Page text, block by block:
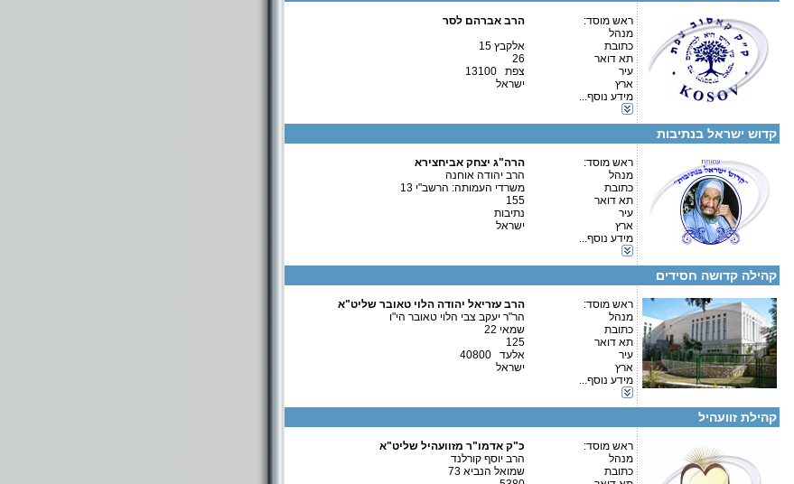
ראש מוסד:
הרב אברהם לסר
מנהל
כתובת
אלקבץ 15
תא דואר
26
עיר
צפת 13100
ארץ
ישראל
מידע נוסף...
קטגוריות:
אגודות וארגונים-צדקה
אגודות וארגונים-שונות
כוללים-חצי יום
קדוש ישראל בנתיבות
ראש מוסד:
הרה"ג יצחק אביחצירא
מנהל
הרב יהודה אוחנה
כתובת
משרדי העמותה: הרשב"י 13
תא דואר
155
עיר
נתיבות
ארץ
ישראל
מידע נוסף...
פרטים נוספים:
טלפון 1:
טלפון 2:
פקס
מספר עמותה:
איש קשר:
580477669
העמותה כוללת: כולל קדוש ישראל רח' רבי טרפון 2 באר שבע. תלמוד תורה בית דוד ברח'החלוץ 2 בבאר שבע.
גני ילדים בבאר שבע
קטגוריות:
אגודות וארגונים-שונות
תלמודי תורה-תלמוד תורה
כוללים-כולל יום שלם
כוללים-בוקר / ערב
קהילה קדושה חסידים
ראש מוסד:
הרב עזריאל יהודה הלוי טאובר שליט"א
מנהל
הר"ר יעקב צבי הלוי טאובר הי"ו
כתובת
שמאי 22
תא דואר
125
עיר
אלעד 40800
ארץ
ישראל
מידע נוסף...
פרטים נוספים:
טלפון 1:
טלפון 2:
פקס
קטגוריות:
כוללים-כולל יום שלם
קהילת זוועהיל
ראש מוסד:
כ"ק אדמו"ר מזוועהיל שליט"א
מנהל
הרב יוסף קורלנד
כתובת
שמואל הנביא 73
פרטים נוספים:
טלפון 1:
טלפון 2:
פקס
מספר עמותה:
איש קשר:
הרב יוסף קורלנד